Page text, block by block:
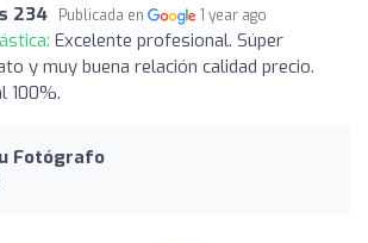
234 Publicada en 1 year ago
Excelente profesional. Súper
y muy buena relación calidad precio.
100%.
Fotógrafo